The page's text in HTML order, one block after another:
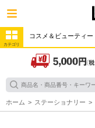
カテゴリ
コスメ＆ビューティー
ホーム ステーショナリー